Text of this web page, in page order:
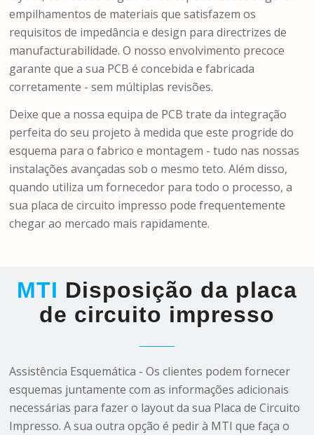
empilhamentos de materiais que satisfazem os
requisitos de impedância e design para directrizes de
manufacturabilidade. O nosso envolvimento precoce
garante que a sua PCB é concebida e fabricada
corretamente - sem múltiplas revisões.
Deixe que a nossa equipa de PCB trate da integração
perfeita do seu projeto à medida que este progride do
esquema para o fabrico e montagem - tudo nas nossas
instalações avançadas sob o mesmo teto. Além disso,
quando utiliza um fornecedor para todo o processo, a
sua placa de circuito impresso pode frequentemente
chegar ao mercado mais rapidamente.
MTI Disposição da placa
de circuito impresso
Assistência Esquemática - Os clientes podem fornecer
esquemas juntamente com as informações adicionais
necessárias para fazer o layout da sua Placa de Circuito
Impresso. A sua outra opção é pedir à MTI que faça o